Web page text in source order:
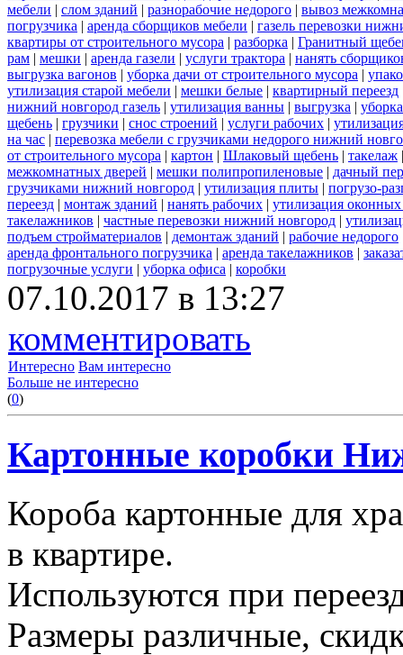
мебели | слом зданий | разнорабочие недорого | вывоз
погрузчика | аренда сборщиков мебели | газель перевозки
квартиры от строительного мусора | разборка | Гранитный
рам | мешки | аренда газели | услуги трактора | нанять
выгрузка вагонов | уборка дачи от строительного мусора |
утилизация старой мебели | мешки белые | квартирный переезд
нижний новгород газель | утилизация ванны | выгрузка |
щебень | грузчики | снос строений | услуги рабочих |
на час | перевозка мебели с грузчиками недорого нижний
от строительного мусора | картон | Шлаковый щебень | такелаж
межкомнатных дверей | мешки полипропиленовые | дачный
грузчиками нижний новгород | утилизация плиты | погрузо-
переезд | монтаж зданий | нанять рабочих | утилизация
такелажников | частные перевозки нижний новгород |
подъем стройматериалов | демонтаж зданий | рабочие недорого
аренда фронтального погрузчика | аренда такелажников |
погрузочные услуги | уборка офиса | коробки
07.10.2017 в 13:27
комментировать
Интересно Вам интересно
Больше не интересно
(0)
Картонные коробки
Короба картонные для
в квартире.
Используются при
Размеры различные,